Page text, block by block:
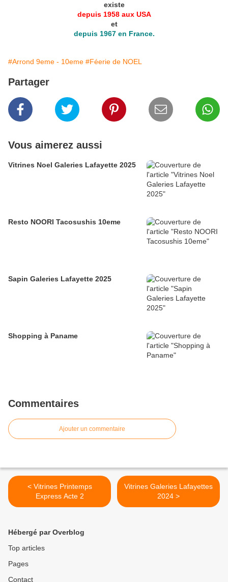
existe
depuis 1958 aux USA
et
depuis 1967 en France.
#Arrond 9eme - 10eme #Féerie de NOEL
Partager
Vous aimerez aussi
Vitrines Noel Galeries Lafayette 2025
Resto NOORI Tacosushis 10eme
Sapin Galeries Lafayette 2025
Shopping à Paname
Commentaires
Ajouter un commentaire
< Vitrines Printemps
Express Acte 2
Vitrines Galeries Lafayettes
2024 >
Hébergé par Overblog
Top articles
Pages
Contact